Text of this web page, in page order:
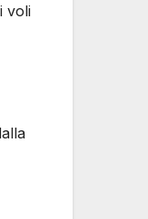
voli